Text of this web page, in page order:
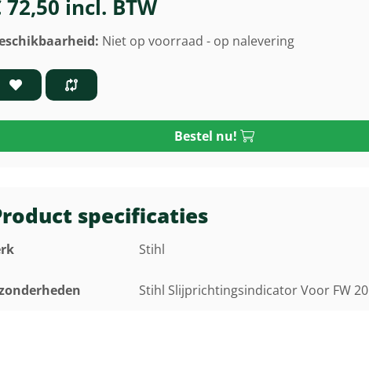
72,50 incl. BTW
Niet op voorraad - op nalevering
Bestel nu!
specificaties
Stihl
Stihl Slijprichtingsindicator Voor FW 20